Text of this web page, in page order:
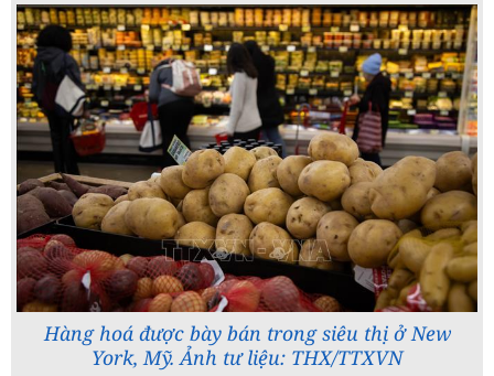
Hàng hoá được bày bán trong siêu thị ở New
York, Mỹ. Ảnh tư liệu: THX/TTXVN